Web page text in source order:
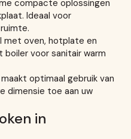
compacte oplossingen
Ideaal voor
met oven, hotplate en
voor sanitair warm
optimaal gebruik van
dimensie toe aan uw
in